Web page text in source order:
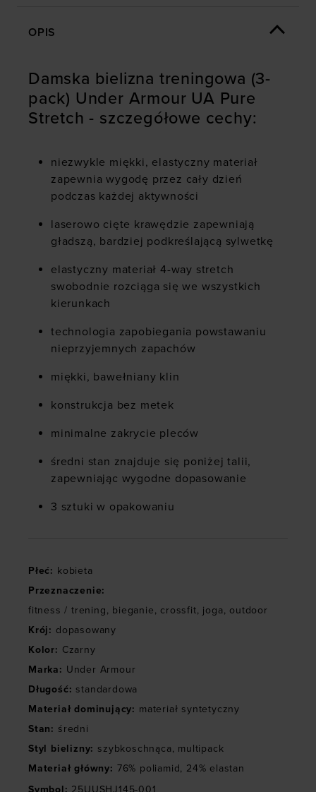
OPIS
Damska bielizna treningowa (3-
pack) Under Armour UA Pure
Stretch - szczegółowe cechy:
niezwykle miękki, elastyczny materiał
zapewnia wygodę przez cały dzień
podczas każdej aktywności
laserowo cięte krawędzie zapewniają
gładszą, bardziej podkreślającą sylwetkę
elastyczny materiał 4-way stretch
swobodnie rozciąga się we wszystkich
kierunkach
technologia zapobiegania powstawaniu
nieprzyjemnych zapachów
miękki, bawełniany klin
konstrukcja bez metek
minimalne zakrycie pleców
średni stan znajduje się poniżej talii,
zapewniając wygodne dopasowanie
3 sztuki w opakowaniu
Płeć: kobieta
Przeznaczenie:
fitness / trening, bieganie, crossfit, joga, outdoor
Krój: dopasowany
Kolor: Czarny
Marka: Under Armour
Długość: standardowa
Materiał dominujący: materiał syntetyczny
Stan: średni
Styl bielizny: szybkoschnąca, multipack
Materiał główny: 76% poliamid, 24% elastan